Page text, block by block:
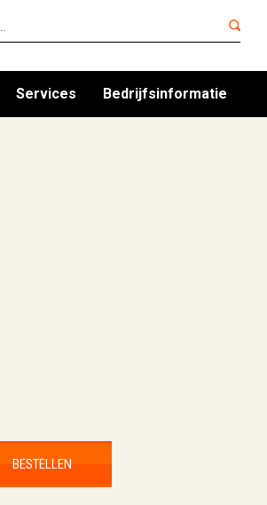
Services Bedrijfsinformatie
BESTELLEN